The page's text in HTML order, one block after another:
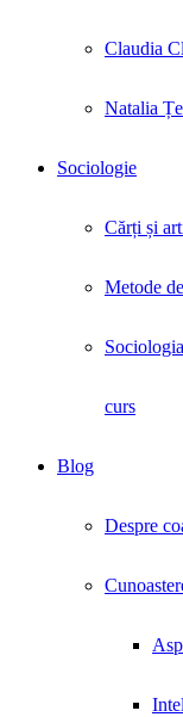
Claudia
Natalia
Sociologie
Cărți și
Metode
curs
Blog
Despre